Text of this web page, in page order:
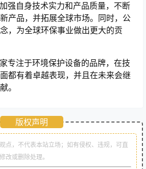
强自身技术实力和产品质量，不断
产品，并拓展全球市场。同时，公
，为全球环保事业做出更大的贡
专注于环境保护设备的品牌，在技
都有着卓越表现，并且在未来会继
。
版权声明
点，不代表本站立场；如有侵权、违规，可直
改或删除处理。